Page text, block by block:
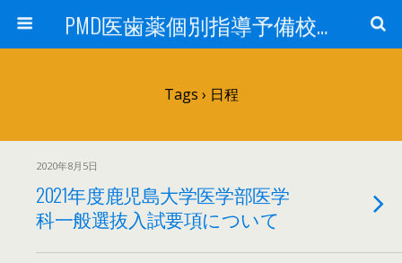
PMD医歯薬個別指導予備校鹿児島校ブログ
Tags › 日程
2020年8月5日
2021年度鹿児島大学医学部医学
科一般選抜入試要項について